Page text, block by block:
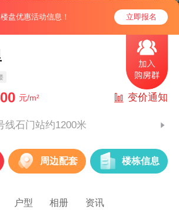
盘优惠活动信息！ 立即报名
元/m² 变价通知
线石门站约1200米
周边配套 楼栋信息
户型 相册 资讯